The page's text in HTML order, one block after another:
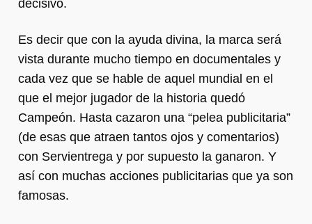
decisivo.
Es decir que con la ayuda divina, la marca será
vista durante mucho tiempo en documentales y
cada vez que se hable de aquel mundial en el
que el mejor jugador de la historia quedó
Campeón. Hasta cazaron una “pelea publicitaria”
(de esas que atraen tantos ojos y comentarios)
con Servientrega y por supuesto la ganaron. Y
así con muchas acciones publicitarias que ya son
famosas.